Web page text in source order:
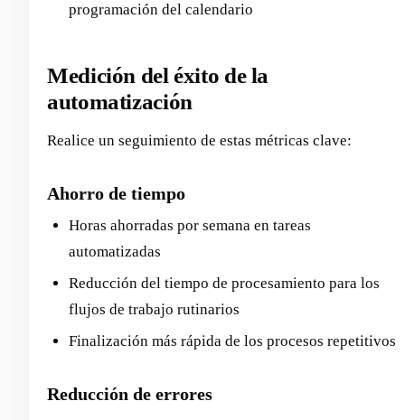
programación del calendario
Medición del éxito de la
automatización
Realice un seguimiento de estas métricas clave:
Ahorro de tiempo
Horas ahorradas por semana en tareas
automatizadas
Reducción del tiempo de procesamiento para los
flujos de trabajo rutinarios
Finalización más rápida de los procesos repetitivos
Reducción de errores